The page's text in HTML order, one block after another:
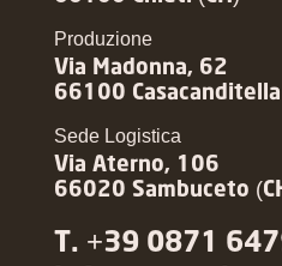
Produzione
Via Madonna, 62
66100 Casacanditella
Sede Logistica
Via Aterno, 106
66020 Sambuceto
T. +39 0871